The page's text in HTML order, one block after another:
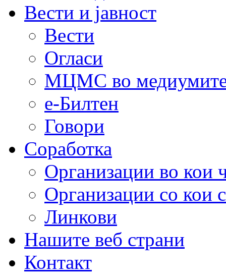
Вести и јавност
Вести
Огласи
МЦМС во
е-Билтен
Говори
Соработка
Организации во кои
Организации со кои
Линкови
Нашите веб страни
Контакт